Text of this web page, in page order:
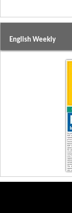
English Weekly